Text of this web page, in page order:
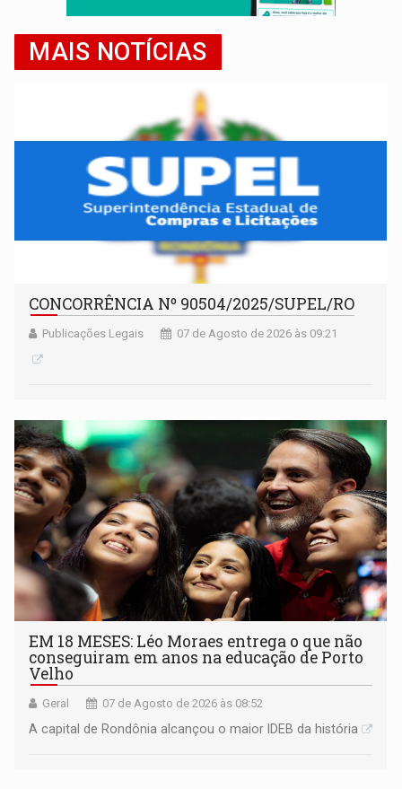
MAIS NOTÍCIAS
CONCORRÊNCIA Nº 90504/2025/SUPEL/RO
Publicações Legais 07 de Agosto de 2026 às 09:21
EM 18 MESES: Léo Moraes entrega o que não
conseguiram em anos na educação de Porto
Velho
Geral 07 de Agosto de 2026 às 08:52
A capital de Rondônia alcançou o maior IDEB da história